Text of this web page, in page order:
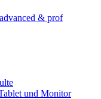
& prof
und Monitor